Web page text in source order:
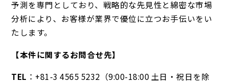
予測を専門としており、戦略的な先見性と綿密な市場
分析により、お客様が業界で優位に立つお手伝いをい
たします。
【本件に関するお問合せ先】
TEL ：+81-3 4565 5232（9:00-18:00 土日・祝日を除